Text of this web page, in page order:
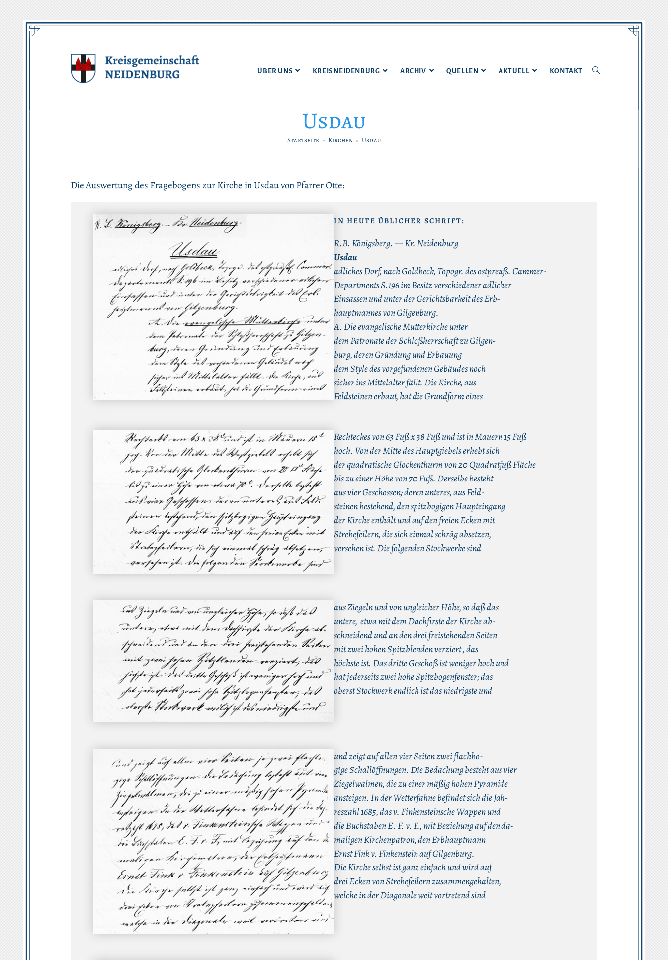
ÜBER UNS KREIS NEIDENBURG ARCHIV QUELLEN AKTUELL KONTAKT
Usdau
Startseite » Kirchen » Usdau
Die Auswertung des Fragebogens zur Kirche in Usdau von Pfarrer Otte:
IN HEUTE ÜBLICHER SCHRIFT:
R.B. Königsberg.—Kr. Neidenburg
Usdau
adliches Dorf, nach Goldbeck, Topogr. des ostpreuß. Cammer-
Departments S.196 im Besitz verschiedener adlicher
Einsassen und unter der Gerichtsbarkeit des Erb-
hauptmannes von Gilgenburg.
A. Die evangelische Mutterkirche unter
dem Patronate der Schloßherrschaft zu Gilgen-
burg, deren Gründung und Erbauung
dem Style des vorgefundenen Gebäudes noch
sicher ins Mittelalter fällt. Die Kirche, aus
Feldsteinen erbaut, hat die Grundform eines
Rechteckes von 63 Fuß x 38 Fuß und ist in Mauern 15 Fuß
hoch. Von der Mitte des Hauptgiebels erhebt sich
der quadratische Glockenthurm von 20 Quadratfuß Fläche
bis zu einer Höhe von 70 Fuß. Derselbe besteht
aus vier Geschossen; deren unteres, aus Feld-
steinen bestehend, den spitzbogigen Haupteingang
der Kirche enthält und auf den freien Ecken mit
Strebefeilern, die sich einmal schräg absetzen,
versehen ist. Die folgenden Stockwerke sind
aus Ziegeln und von ungleicher Höhe, so daß das
untere, etwa mit dem Dachfirste der Kirche ab-
schneidend und an den drei freistehenden Seiten
mit zwei hohen Spitzblenden verziert , das
höchste ist. Das dritte Geschoß ist weniger hoch und
hat jederseits zwei hohe Spitzbogenfenster; das
oberst Stockwerk endlich ist das niedrigste und
und zeigt auf allen vier Seiten zwei flachbo-
gige Schallöffnungen. Die Bedachung besteht aus vier
Ziegelwalmen, die zu einer mäßig hohen Pyramide
ansteigen. In der Wetterfahne befindet sich die Jah-
reszahl 1685, das v. Finkensteinsche Wappen und
die Buchstaben E. F. v. F., mit Beziehung auf den da-
maligen Kirchenpatron, den Erbhauptmann
Ernst Fink v. Finkenstein auf Gilgenburg.
Die Kirche selbst ist ganz einfach und wird auf
drei Ecken von Strebefeilern zusammengehalten,
welche in der Diagonale weit vortretend sind